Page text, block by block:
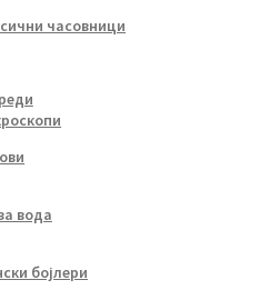
часовници
вода
бојлери